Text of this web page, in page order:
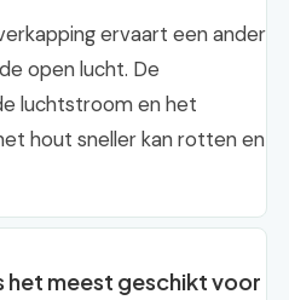
ervaart een ander
open lucht. De
luchtstroom en het
hout sneller kan rotten en
het meest geschikt voor